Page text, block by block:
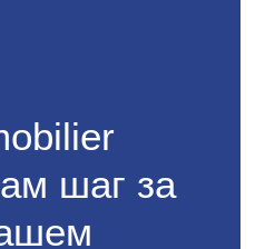
шаг за